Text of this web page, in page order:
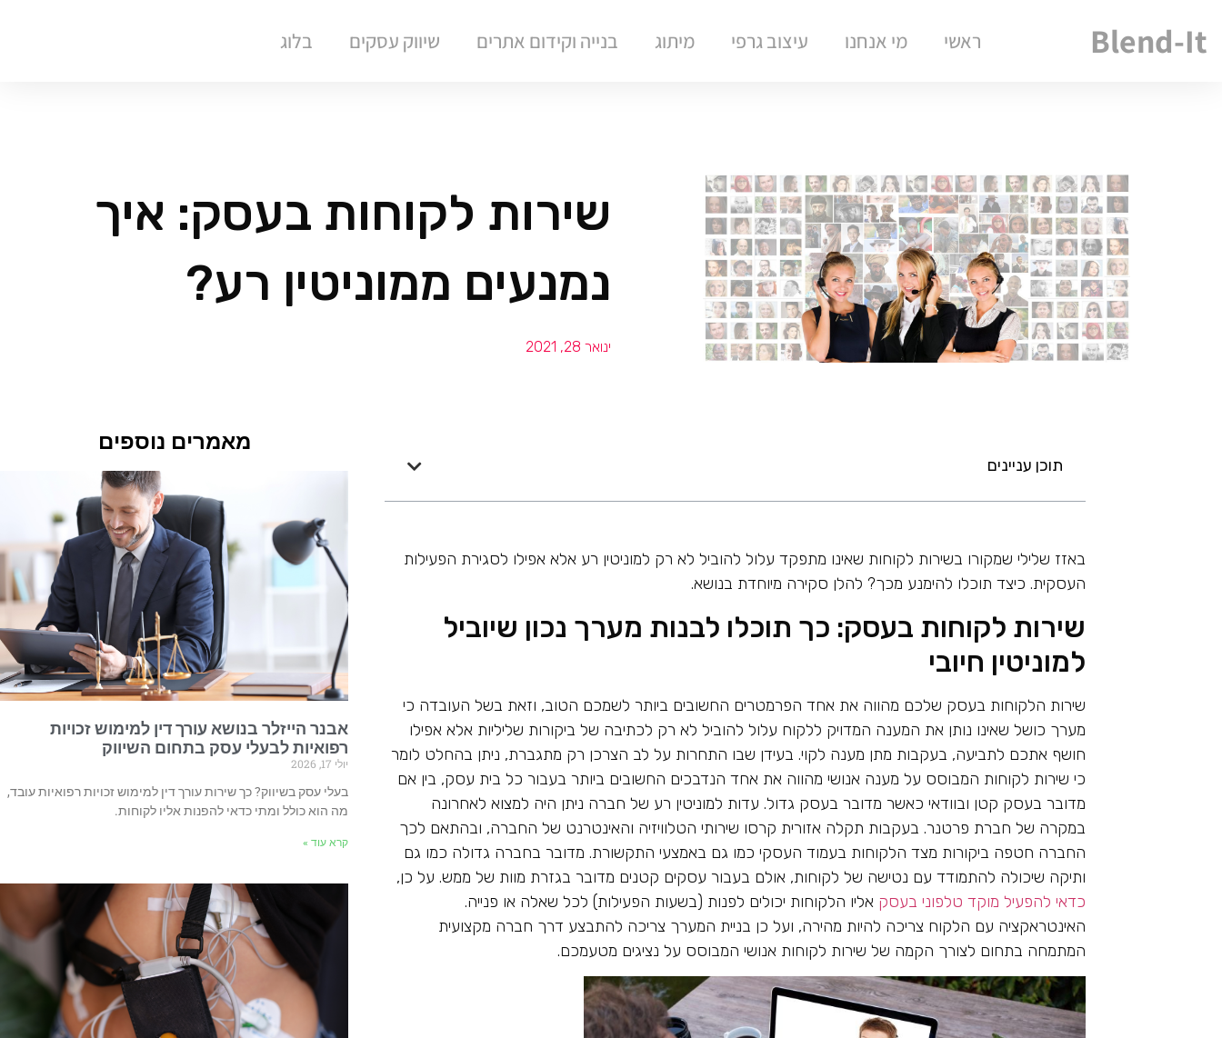
Blend-It ראשי מי אנחנו עיצוב גרפי מיתוג בנייה וקידום אתרים שיווק עסקים בלוג
שירות לקוחות בעסק: איך
נמנעים ממוניטין רע?
ינואר 28, 2021
תוכן עניינים
באזז שלילי שמקורו בשירות לקוחות שאינו מתפקד עלול להוביל לא רק למוניטין רע אלא אפילו לסגירת הפעילות
העסקית. כיצד תוכלו להימנע מכך? להלן סקירה מיוחדת בנושא.
שירות לקוחות בעסק: כך תוכלו לבנות מערך נכון שיוביל
למוניטין חיובי
שירות הלקוחות בעסק שלכם מהווה את אחד הפרמטרים החשובים ביותר לשמכם הטוב, וזאת בשל העובדה כי
מערך כושל שאינו נותן את המענה המדויק ללקוח עלול להוביל לא רק לכתיבה של ביקורות שליליות אלא אפילו
חושף אתכם לתביעה, בעקבות מתן מענה לקוי. בעידן שבו התחרות על לב הצרכן רק מתגברת, ניתן בהחלט לומר
כי שירות לקוחות המבוסס על מענה אנושי מהווה את אחד הנדבכים החשובים ביותר בעבור כל בית עסק, בין אם
מדובר בעסק קטן ובוודאי כאשר מדובר בעסק גדול. עדות למוניטין רע של חברה ניתן היה למצוא לאחרונה
במקרה של חברת פרטנר. בעקבות תקלה אזורית קרסו שירותי הטלוויזיה והאינטרנט של החברה, ובהתאם לכך
החברה חטפה ביקורות מצד הלקוחות בעמוד העסקי כמו גם באמצעי התקשורת. מדובר בחברה גדולה כמו גם
ותיקה שיכולה להתמודד עם נטישה של לקוחות, אולם בעבור עסקים קטנים מדובר בגזרת מוות של ממש. על כן,
כדאי להפעיל מוקד טלפוני בעסק אליו הלקוחות יכולים לפנות (בשעות הפעילות) לכל שאלה או פנייה.
האינטראקציה עם הלקוח צריכה להיות מהירה, ועל כן בניית המערך צריכה להתבצע דרך חברה מקצועית
המתמחה בתחום לצורך הקמה של שירות לקוחות אנושי המבוסס על נציגים מטעמכם.
מאמרים נוספים
אבנר הייזלר בנושא עורך דין למימוש זכויות
רפואיות לבעלי עסק בתחום השיווק
יולי 17, 2026
בעלי עסק בשיווק? כך שירות עורך דין למימוש זכויות רפואיות עובד,
מה הוא כולל ומתי כדאי להפנות אליו לקוחות.
קרא עוד »